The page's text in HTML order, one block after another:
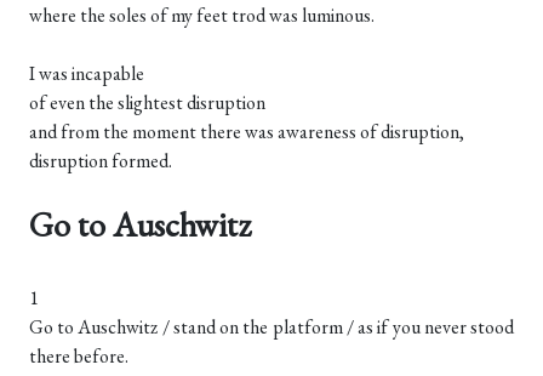
where the soles of my feet trod was luminous.
I was incapable
of even the slightest disruption
and from the moment there was awareness of disruption,
disruption formed.
Go to Auschwitz
1
Go to Auschwitz / stand on the platform / as if you never stood
there before.